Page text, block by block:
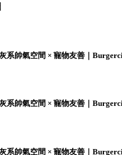
系帥氣空間 × 寵物友善｜
系帥氣空間 × 寵物友善｜
系帥氣空間 × 寵物友善｜